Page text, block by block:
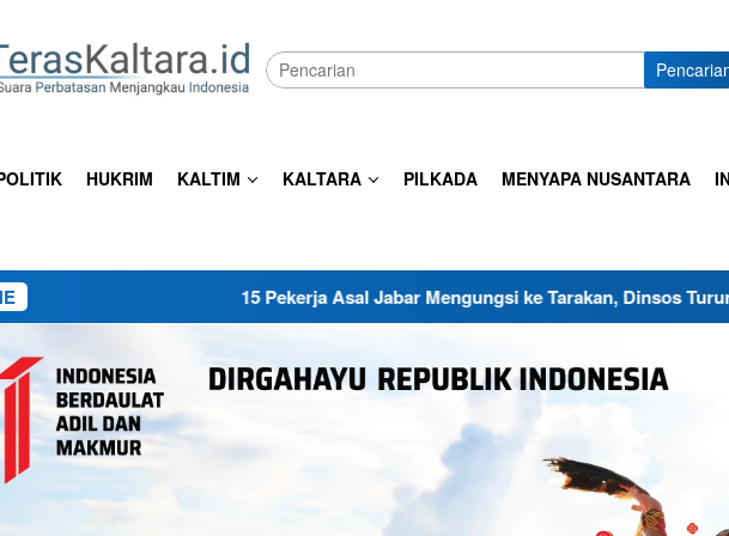
HUKRIM KALTIM KALTARA PILKADA MENYAPA NUSANTARA
15 Pekerja Asal Jabar Mengungsi ke Tarakan, Dinsos Turun Tangan